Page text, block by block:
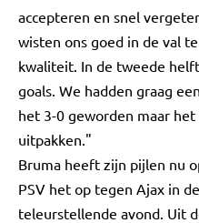
accepteren en snel
wisten ons goed in de val
kwaliteit. In de tweede
goals. We hadden graag
het 3-0 geworden maar
uitpakken."
Bruma heeft zijn pijlen nu
PSV het op tegen Ajax in
teleurstellende avond. Uit